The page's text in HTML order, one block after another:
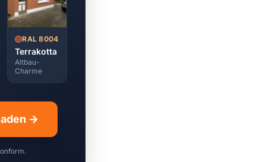
RAL 8004
Terrakotta
Altbau-
Charme
→